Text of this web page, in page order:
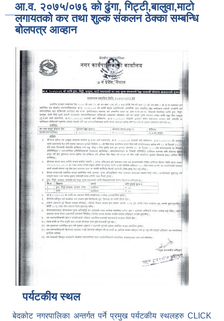
आ.व. २०७५/०७६ को ढुंगा, गिट्टी,बालुवा,माटो
लगायतको कर तथा शुल्क संकलन ठेक्का सम्बन्धि
बोलपत्र आव्हान
पर्यटकीय स्थल
बेदकोट नगरपालिका अन्तर्गत पर्ने प्रमुख पर्यटकीय स्थलहरु CLICK